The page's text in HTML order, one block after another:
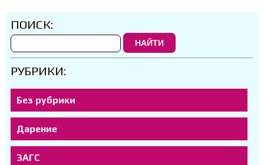
ПОИСК:
НАЙТИ
РУБРИКИ:
Без рубрики
Дарение
ЗАГС